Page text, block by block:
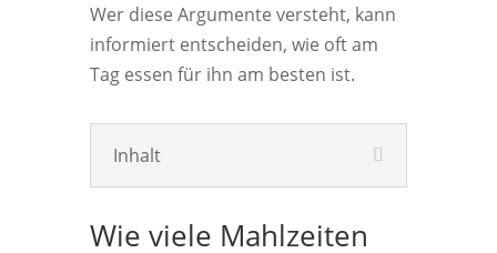
Wer diese Argumente versteht, kann
informiert entscheiden, wie oft am
Tag essen für ihn am besten ist.
Inhalt
Wie viele Mahlzeiten